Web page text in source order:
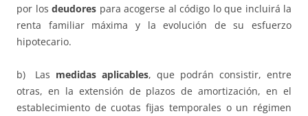
por los deudores para acogerse al código lo que incluirá la
renta familiar máxima y la evolución de su esfuerzo
hipotecario.
b) Las medidas aplicables, que podrán consistir, entre
otras, en la extensión de plazos de amortización, en el
establecimiento de cuotas fijas temporales o un régimen